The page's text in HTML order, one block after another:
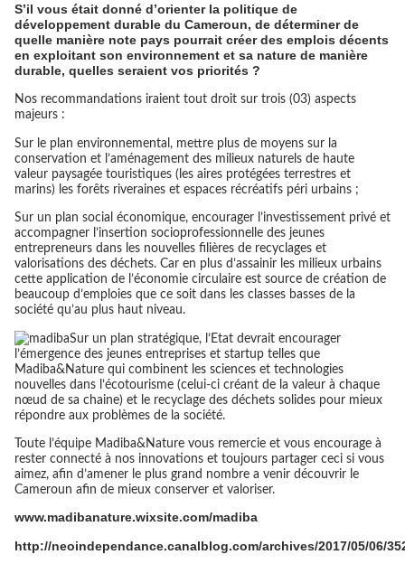
S’il vous était donné d’orienter la politique de
développement durable du Cameroun, de déterminer de
quelle manière note pays pourrait créer des emplois décents
en exploitant son environnement et sa nature de manière
durable, quelles seraient vos priorités ?
Nos recommandations iraient tout droit sur trois (03) aspects
majeurs :
Sur le plan environnemental, mettre plus de moyens sur la
conservation et l’aménagement des milieux naturels de haute
valeur paysagée touristiques (les aires protégées terrestres et
marins) les forêts riveraines et espaces récréatifs péri urbains ;
Sur un plan social économique, encourager l’investissement privé et
accompagner l’insertion socioprofessionnelle des jeunes
entrepreneurs dans les nouvelles filières de recyclages et
valorisations des déchets. Car en plus d’assainir les milieux urbains
cette application de l’économie circulaire est source de création de
beaucoup d’emploies que ce soit dans les classes basses de la
société qu’au plus haut niveau.
Sur un plan stratégique, l’Etat devrait encourager
l’émergence des jeunes entreprises et startup telles que
Madiba&Nature qui combinent les sciences et technologies
nouvelles dans l’écotourisme (celui-ci créant de la valeur à chaque
nœud de sa chaine) et le recyclage des déchets solides pour mieux
répondre aux problèmes de la société.
Toute l’équipe Madiba&Nature vous remercie et vous encourage à
rester connecté à nos innovations et toujours partager ceci si vous
aimez, afin d’amener le plus grand nombre a venir découvrir le
Cameroun afin de mieux conserver et valoriser.
www.madibanature.wixsite.com/madiba
http://neoindependance.canalblog.com/archives/2017/05/06/